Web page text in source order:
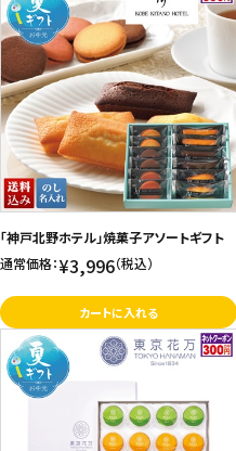
「神戸北野ホテル」焼菓子アソートギフト
通常価格：¥3,996（税込）
カートに入れる